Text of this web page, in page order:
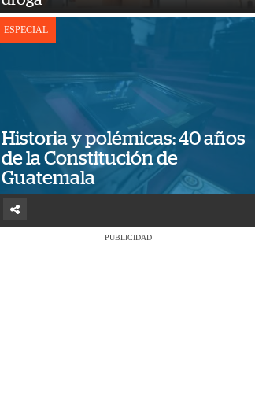
ESPECIAL
Historia y polémicas: 40 años
de la Constitución de
Guatemala
PUBLICIDAD